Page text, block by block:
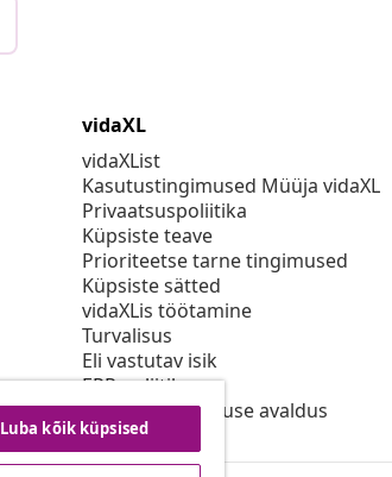
vidaXL
vidaXList
Kasutustingimused Müüja vidaXL
Privaatsuspoliitika
Küpsiste teave
Prioriteetse tarne tingimused
Küpsiste sätted
vidaXLis töötamine
Turvalisus
Eli vastutav isik
EPR poliitika
Juurdepääsetavuse avaldus
Luba kõik küpsised